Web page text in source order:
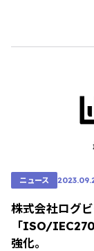
ニュース
株式会社ログ
「ISO/
強化。